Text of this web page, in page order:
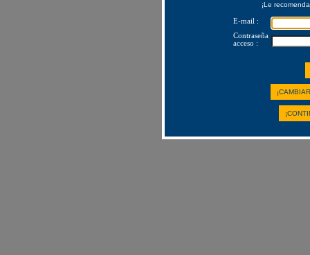
¡Le
E-mail :
Contraseña
acceso :